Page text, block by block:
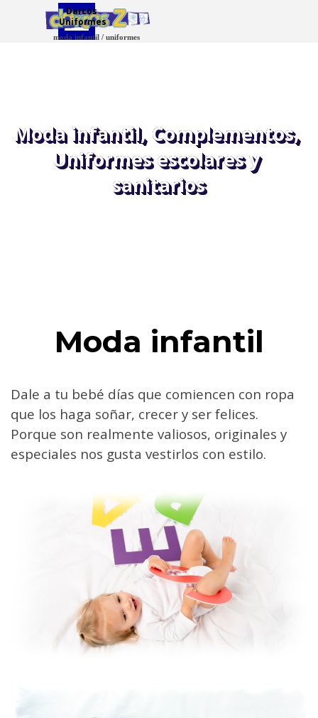
Vaya al ContenidoSaltar menú
Darcos
Uniformes
moda infantil / uniformes
Moda infantil, Complementos,
Uniformes escolares y
sanitarios
Moda infantil
Dale a tu bebé días que comiencen con ropa
que los haga soñar, crecer y ser felices.
Porque son realmente valiosos, originales y
especiales nos gusta vestirlos con estilo.